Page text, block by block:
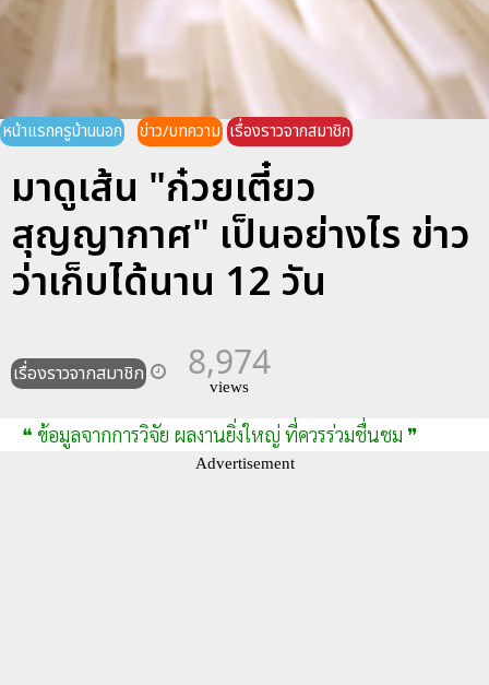
หน้าแรกครูบ้านนอก ข่าว/บทความ เรื่องราวจากสมาชิก
มาดูเส้น "ก๋วยเตี๋ยว
สุญญากาศ" เป็นอย่างไร ข่าว
ว่าเก็บได้นาน 12 วัน
เรื่องราวจากสมาชิก 8,974
views
❝ ข้อมูลจากการวิจัย ผลงานยิ่งใหญ่ ที่ควรร่วมชื่นชม ❞
Advertisement